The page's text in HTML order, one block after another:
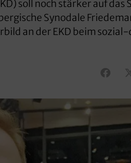
soll noch stärker auf
Synodale
an der EKD beim